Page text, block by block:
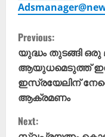
C
o
n
t
Previous:
യുദ്ധം തുടങ്ങി
ആയുധമെടുത്ത്
ഇസ്രയേലിന്
ആക്രമണം
Next: